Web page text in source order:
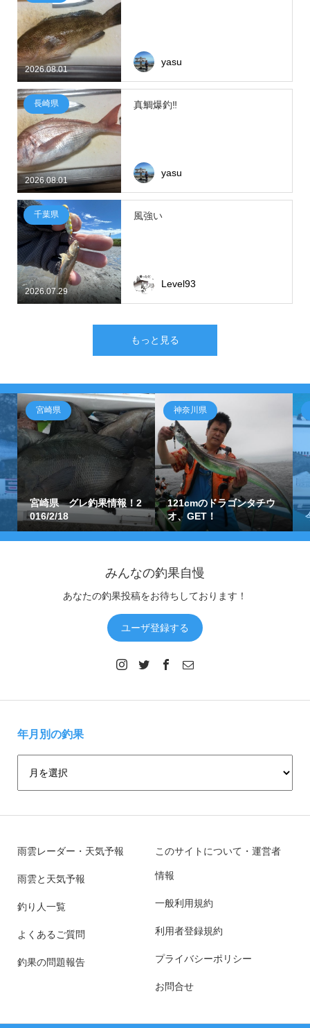
2026.08.01
yasu
2026.08.01
長崎県 真鯛爆釣‼
yasu
2026.07.29
千葉県 風強い
Level93
もっと見る
宮崎県
宮崎県 グレ釣果情報！2
016/2/18
神奈川県
121cmのドラゴンタチウ
オ、GET！
みんなの釣果自慢
あなたの釣果投稿をお待ちしております！
ユーザ登録する
年月別の釣果
雨雲レーダー・天気予報
雨雲と天気予報
釣り人一覧
よくあるご質問
釣果の問題報告
このサイトについて・運営者
情報
一般利用規約
利用者登録規約
プライバシーポリシー
お問合せ